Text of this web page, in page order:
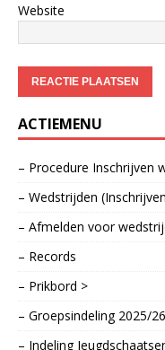
Website
ACTIEMENU
– Procedure Inschrijven
– Wedstrijden
– Afmelden voor
– Records
– Prikbord >
– Groepsindeling 2025/
– Indeling